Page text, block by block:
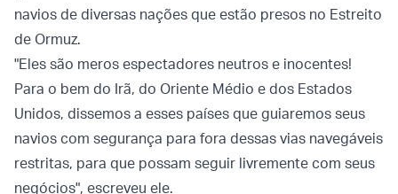
navios de diversas nações que estão presos no Estreito
de Ormuz.
"Eles são meros espectadores neutros e inocentes!
Para o bem do Irã, do Oriente Médio e dos Estados
Unidos, dissemos a esses países que guiaremos seus
navios com segurança para fora dessas vias navegáveis
​​restritas, para que possam seguir livremente com seus
negócios", escreveu ele.